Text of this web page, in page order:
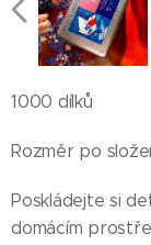
1000 dílků
Rozměr po
Poskládejte si
domácím